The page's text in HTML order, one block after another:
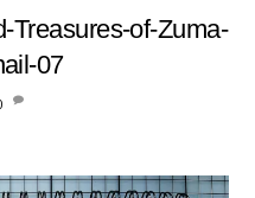
Treasures-of-Zuma-
07